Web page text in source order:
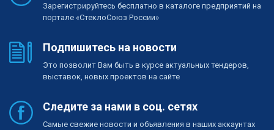
Зарегистрируйтесь бесплатно в каталоге предприятий на
портале «СтеклоСоюз России»
Подпишитесь на новости
Это позволит Вам быть в курсе актуальных тендеров,
выставок, новых проектов на сайте
Следите за нами в соц. сетях
Самые свежие новости и объявления в наших аккаунтах